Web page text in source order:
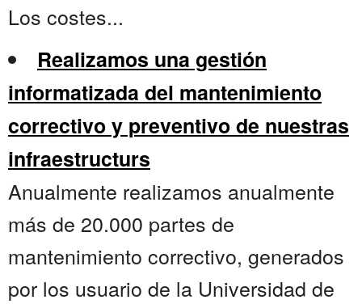
Los costes...
Realizamos una gestión
informatizada del mantenimiento
correctivo y preventivo de nuestras
infraestructurs
Anualmente realizamos anualmente
más de 20.000 partes de
mantenimiento correctivo, generados
por los usuario de la Universidad de